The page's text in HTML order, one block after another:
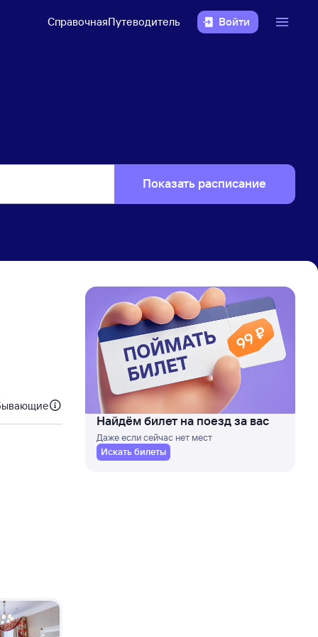
СправочнаяПутеводитель Войти
Показать расписание
Найдём билет на поезд за вас
Даже если сейчас нет мест
Искать билеты